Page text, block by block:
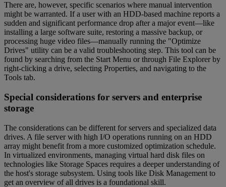
There are, however, specific scenarios where manual intervention
might be warranted. If a user with an HDD-based machine reports a
sudden and significant performance drop after a major event—like
installing a large software suite, restoring a massive backup, or
processing huge video files—manually running the "Optimize
Drives" utility can be a valid troubleshooting step. This tool can be
found by searching from the Start Menu or through File Explorer by
right-clicking a drive, selecting Properties, and navigating to the
Tools tab.
Special considerations for servers and enterprise
storage
The considerations can be different for servers and specialized data
drives. A file server with high I/O operations running on an HDD
array might benefit from a more customized optimization schedule.
In virtualized environments, managing virtual hard disk files on
technologies like Storage Spaces requires a deeper understanding of
the host's storage subsystem. Using tools like Disk Management to
get an overview of all drives is a foundational skill.